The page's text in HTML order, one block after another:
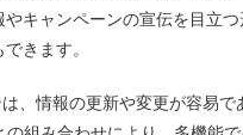
やキャンペーンの宣伝を目立つ
きます。
、情報の更新や変更が容易で